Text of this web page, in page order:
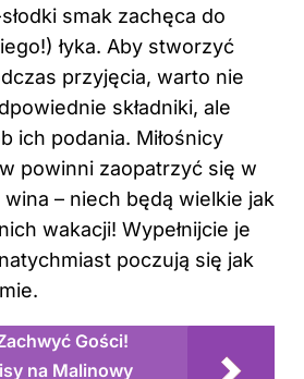
smak zachęca do
łyka. Aby stworzyć
przyjęcia, warto nie
składniki, ale
ich podania. Miłośnicy
powinni zaopatrzyć się w
– niech będą wielkie jak
wakacji! Wypełnijcie je
poczują się jak
Gości!
na Malinowy